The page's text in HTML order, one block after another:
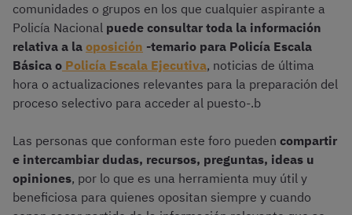
comunidades o grupos en los que cualquier aspirante a
Policía Nacional puede consultar toda la información
relativa a la oposición -temario para Policía Escala
Básica o Policía Escala Ejecutiva, noticias de última
hora o actualizaciones relevantes para la preparación del
proceso selectivo para acceder al puesto-.b
Las personas que conforman este foro pueden compartir
e intercambiar dudas, recursos, preguntas, ideas u
opiniones, por lo que es una herramienta muy útil y
beneficiosa para quienes opositan siempre y cuando